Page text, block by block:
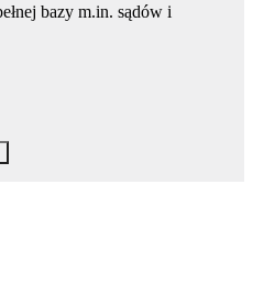
bazy m.in. sądów i